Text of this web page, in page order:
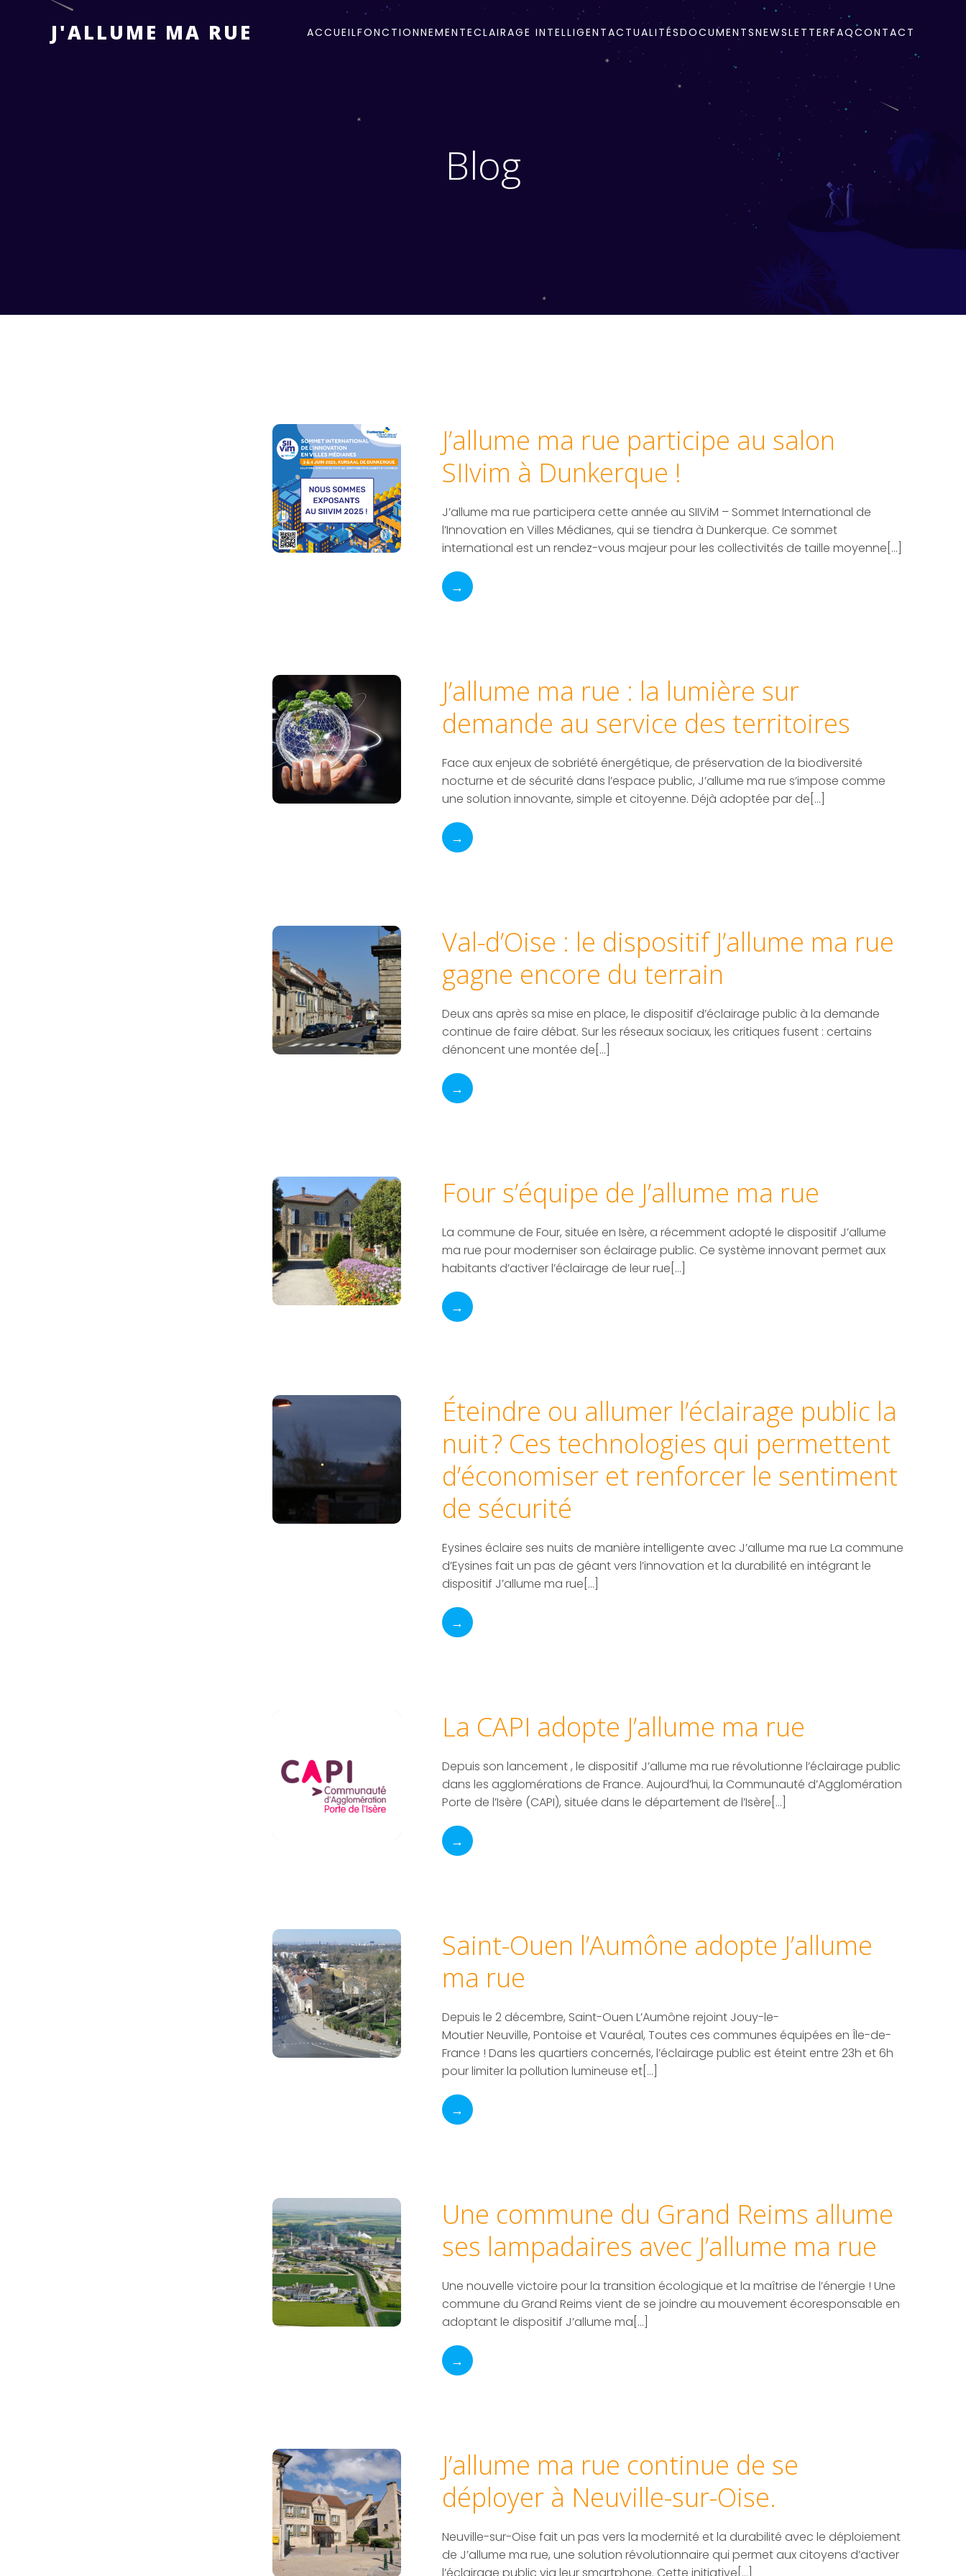
J'ALLUME MA RUE ACCUEILFONCTIONNEMENTECLAIRAGE INTELLIGENTACTUALITÉSDOCUMENTSNEWSLETTERFAQCONTACT
Blog
J’allume ma rue participe au salon
SIIvim à Dunkerque !
J’allume ma rue participera cette année au SIIViM – Sommet International de
l’Innovation en Villes Médianes, qui se tiendra à Dunkerque. Ce sommet
international est un rendez-vous majeur pour les collectivités de taille moyenne[…]
→
J’allume ma rue : la lumière sur
demande au service des territoires
Face aux enjeux de sobriété énergétique, de préservation de la biodiversité
nocturne et de sécurité dans l’espace public, J’allume ma rue s’impose comme
une solution innovante, simple et citoyenne. Déjà adoptée par de[…]
→
Val-d’Oise : le dispositif J’allume ma rue
gagne encore du terrain
Deux ans après sa mise en place, le dispositif d’éclairage public à la demande
continue de faire débat. Sur les réseaux sociaux, les critiques fusent : certains
dénoncent une montée de[…]
→
Four s’équipe de J’allume ma rue
La commune de Four, située en Isère, a récemment adopté le dispositif J’allume
ma rue pour moderniser son éclairage public. Ce système innovant permet aux
habitants d’activer l’éclairage de leur rue[…]
→
Éteindre ou allumer l’éclairage public la
nuit ? Ces technologies qui permettent
d’économiser et renforcer le sentiment
de sécurité
Eysines éclaire ses nuits de manière intelligente avec J’allume ma rue La commune
d’Eysines fait un pas de géant vers l’innovation et la durabilité en intégrant le
dispositif J’allume ma rue[…]
→
La CAPI adopte J’allume ma rue
Depuis son lancement , le dispositif J’allume ma rue révolutionne l’éclairage public
dans les agglomérations de France. Aujourd’hui, la Communauté d’Agglomération
Porte de l’Isère (CAPI), située dans le département de l’Isère[…]
→
Saint-Ouen l’Aumône adopte J’allume
ma rue
Depuis le 2 décembre, Saint-Ouen L’Aumône rejoint Jouy-le-
Moutier Neuville, Pontoise et Vauréal, Toutes ces communes équipées en Île-de-
France ! Dans les quartiers concernés, l’éclairage public est éteint entre 23h et 6h
pour limiter la pollution lumineuse et[…]
→
Une commune du Grand Reims allume
ses lampadaires avec J’allume ma rue
Une nouvelle victoire pour la transition écologique et la maîtrise de l’énergie ! Une
commune du Grand Reims vient de se joindre au mouvement écoresponsable en
adoptant le dispositif J’allume ma[…]
→
J’allume ma rue continue de se
déployer à Neuville-sur-Oise.
Neuville-sur-Oise fait un pas vers la modernité et la durabilité avec le déploiement
de J’allume ma rue, une solution révolutionnaire qui permet aux citoyens d’activer